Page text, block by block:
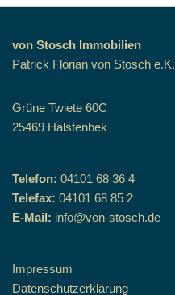
von Stosch Immobilien
Patrick Florian von Stosch e.K.
Grüne Twiete 60C
25469 Halstenbek
Telefon: 04101 68 36 4
Telefax: 04101 68 85 2
E-Mail: info@von-stosch.de
Impressum
Datenschutzerklärung